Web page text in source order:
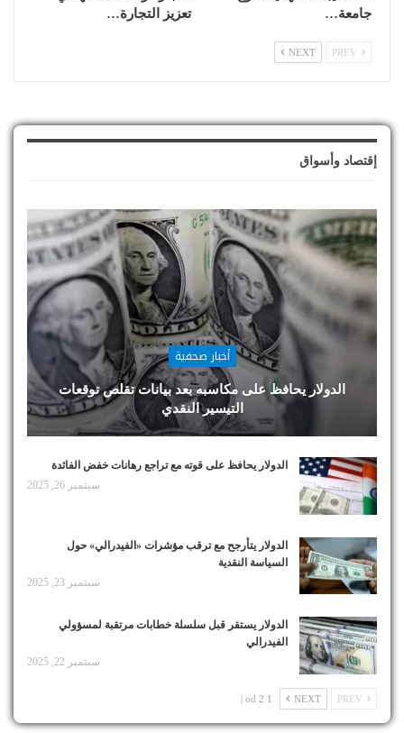
جامعة…
تعزيز التجارة…
NEXT
إقتصاد وأسواق
أخبار صحفية
الدولار يحافظ على مكاسبه بعد بيانات تقلص توقعات
التيسير النقدي
الدولار يحافظ على قوته مع تراجع رهانات خفض الفائدة
سبتمبر 26, 2025
الدولار يتأرجح مع ترقب مؤشرات «الفيدرالي» حول
السياسة النقدية
سبتمبر 23, 2025
الدولار يستقر قبل سلسلة خطابات مرتقبة لمسؤولي
الفيدرالي
سبتمبر 22, 2025
NEXT
1 od 2 |